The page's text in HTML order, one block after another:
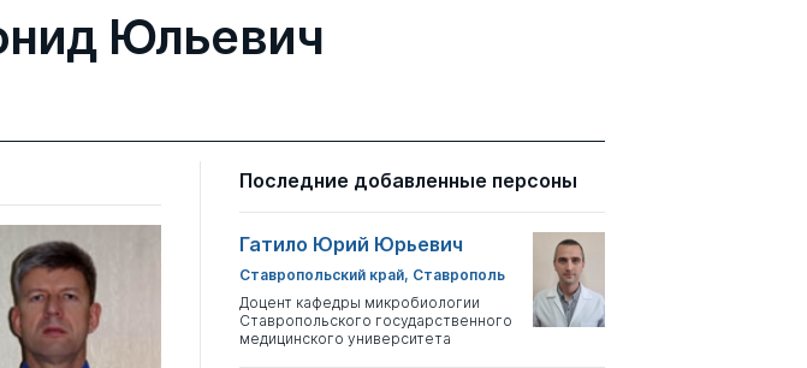
Юльевич
Последние добавленные персоны
Гатило Юрий Юрьевич
Ставропольский край, Ставрополь
Доцент кафедры микробиологии
Ставропольского государственного
медицинского университета